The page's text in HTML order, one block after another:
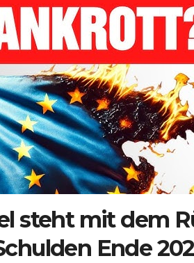
steht mit dem
Ende